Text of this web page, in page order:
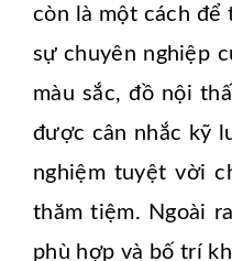
còn là một cách để
sự chuyên nghiệp
màu sắc, đồ nội
được cân nhắc kỹ
nghiệm tuyệt vời
thăm tiệm. Ngoài
phù hợp và bố trí